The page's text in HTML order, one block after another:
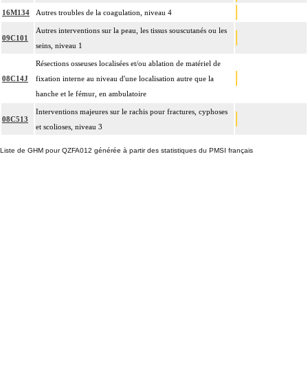
16M134 Autres troubles de la coagulation, niveau 4
09C101
Autres interventions sur la peau, les tissus souscutanés ou les
seins, niveau 1
08C14J
Résections osseuses localisées et/ou ablation de matériel de
fixation interne au niveau d'une localisation autre que la
hanche et le fémur, en ambulatoire
08C513
Interventions majeures sur le rachis pour fractures, cyphoses
et scolioses, niveau 3
Liste de GHM pour QZFA012 générée à partir des statistiques du PMSI français